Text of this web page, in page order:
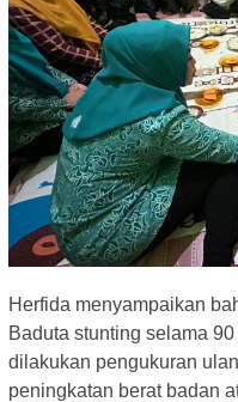
Herfida menyampaikan
Baduta stunting selama
dilakukan pengukuran
peningkatan berat badan